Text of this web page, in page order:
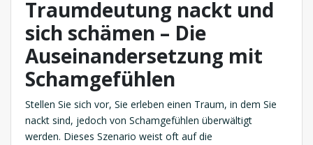
Traumdeutung nackt und
sich schämen – Die
Auseinandersetzung mit
Schamgefühlen
Stellen Sie sich vor, Sie erleben einen Traum, in dem Sie
nackt sind, jedoch von Schamgefühlen überwältigt
werden. Dieses Szenario weist oft auf die